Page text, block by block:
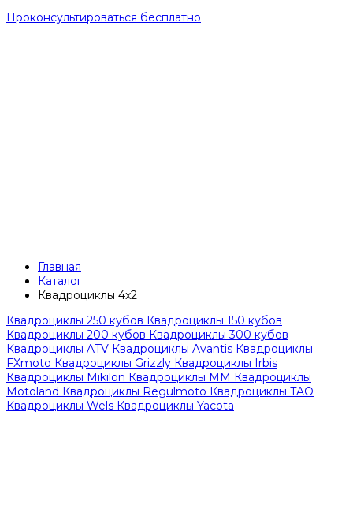
Проконсультироваться бесплатно
Главная
Каталог
Квадроциклы 4x2
Квадроциклы 250 кубов Квадроциклы 150 кубов
Квадроциклы 200 кубов Квадроциклы 300 кубов
Квадроциклы ATV Квадроциклы Avantis Квадроциклы
FXmoto Квадроциклы Grizzly Квадроциклы Irbis
Квадроциклы Mikilon Квадроциклы MM Квадроциклы
Motoland Квадроциклы Regulmoto Квадроциклы TAO
Квадроциклы Wels Квадроциклы Yacota